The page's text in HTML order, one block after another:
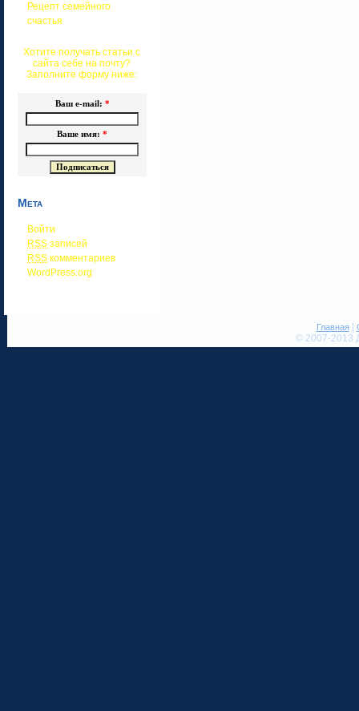
Рецепт семейного
счастья
Хотите получать статьи с
сайта себе на почту?
Заполните форму ниже:
Ваш e-mail: *
Ваше имя: *
Мета
Войти
RSS записей
RSS комментариев
WordPress.org
Главная|
© 2007-2013